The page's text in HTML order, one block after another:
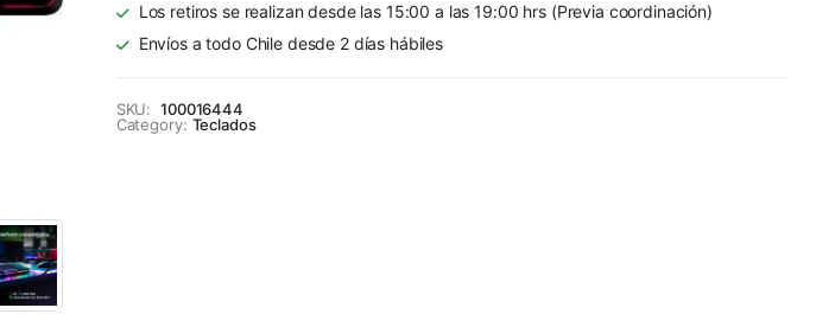
quantity
Los retiros se realizan desde las 15:00 a las 19:00 hrs (Previa coordinación)
Envíos a todo Chile desde 2 días hábiles
SKU: 100016444
Category: Teclados